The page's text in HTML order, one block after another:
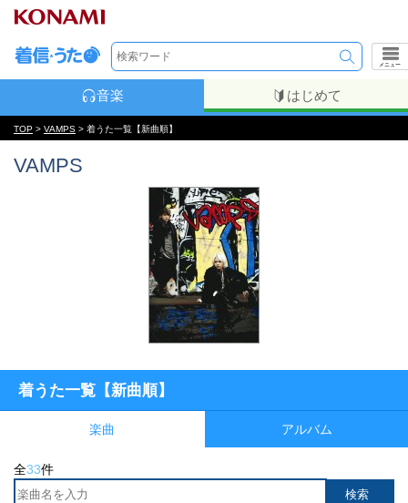
メニュー
音楽 はじめて
TOP > VAMPS > 着うた一覧【新曲順】
VAMPS
着うた一覧【新曲順】
楽曲 アルバム
全33件